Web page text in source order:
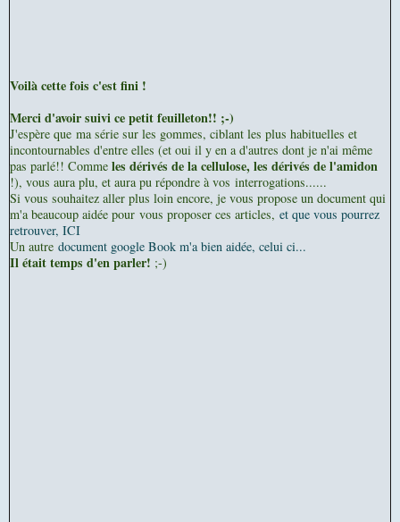
Voilà cette fois c'est fini !
Merci d'avoir suivi ce petit feuilleton!! ;-)
J'espère que ma série sur les gommes, ciblant les plus habituelles et
incontournables d'entre elles (et oui il y en a d'autres dont je n'ai même
pas parlé!! Comme les dérivés de la cellulose, les dérivés de l'amidon
!), vous aura plu, et aura pu répondre à vos interrogations......
Si vous souhaitez aller plus loin encore, je vous propose un document qui
m'a beaucoup aidée pour vous proposer ces articles, et que vous pourrez
retrouver, ICI
Un autre document google Book m'a bien aidée, celui ci...
Il était temps d'en parler! ;-)